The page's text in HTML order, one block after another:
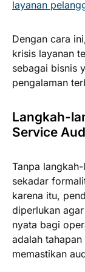
layanan
Dengan cara
krisis layanan
sebagai bisnis
pengalaman
Langkah-
Service
Tanpa
sekadar
karena itu,
diperlukan
nyata bagi
adalah
memastikan